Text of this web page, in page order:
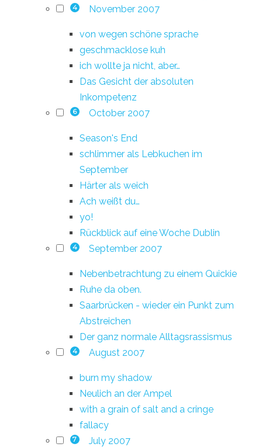
4 November 2007
von wegen schöne sprache
geschmacklose kuh
ich wollte ja nicht, aber…
Das Gesicht der absoluten
Inkompetenz
6 October 2007
Season's End
schlimmer als Lebkuchen im
September
Härter als weich
Ach weißt du…
yo!
Rückblick auf eine Woche Dublin
4 September 2007
Nebenbetrachtung zu einem Quickie
Ruhe da oben.
Saarbrücken - wieder ein Punkt zum
Abstreichen
Der ganz normale Alltagsrassismus
4 August 2007
burn my shadow
Neulich an der Ampel
with a grain of salt and a cringe
fallacy
7 July 2007